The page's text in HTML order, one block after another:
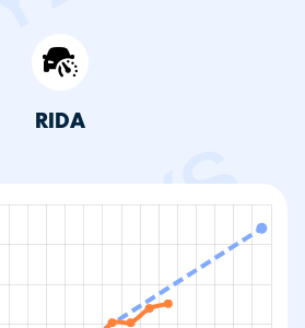
RIDA